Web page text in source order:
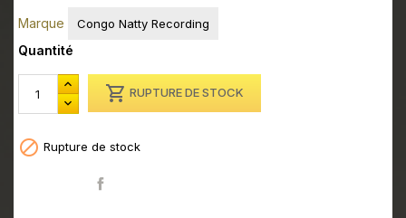
Marque Congo Natty Recording
Quantité
 RUPTURE DE STOCK
 Rupture de stock